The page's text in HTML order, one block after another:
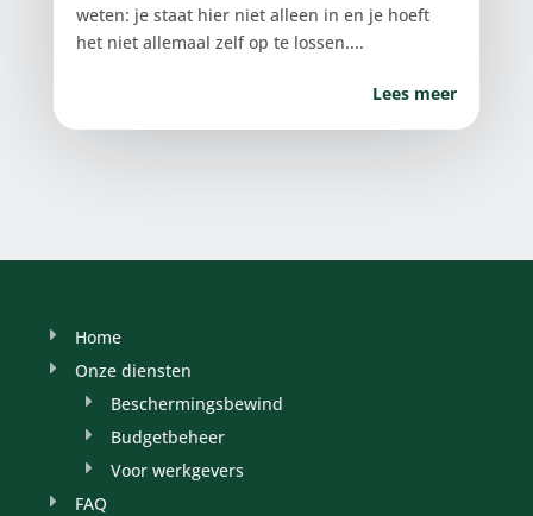
weten: je staat hier niet alleen in en je hoeft
het niet allemaal zelf op te lossen....
Lees meer
Home
Onze diensten
Beschermingsbewind
Budgetbeheer
Voor werkgevers
FAQ